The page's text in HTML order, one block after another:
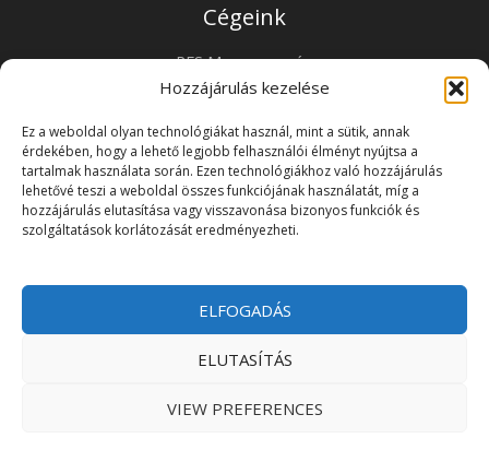
Hozzájárulás kezelése
Ez a weboldal olyan technológiákat használ, mint a sütik, annak
érdekében, hogy a lehető legjobb felhasználói élményt nyújtsa a
tartalmak használata során. Ezen technológiákhoz való hozzájárulás
lehetővé teszi a weboldal összes funkciójának használatát, míg a
hozzájárulás elutasítása vagy visszavonása bizonyos funkciók és
szolgáltatások korlátozását eredményezheti.
ELFOGADÁS
ELUTASÍTÁS
VIEW PREFERENCES
Cégeink
PFS Magyarország
PFS Horvátország
PFS Románia
Kapcsolat
Premium Flow Solutions Kft.
2451 Ercsi, Ipari park 2859 Hrsz.
Felhasználási feltételek